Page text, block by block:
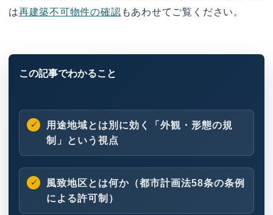
は再建築不可物件の確認 もあわせてご覧ください。
用途地域とは別に効く「外観・形態の規
制」という視点
風致地区とは何か（都市計画法58条の条例
による許可制）